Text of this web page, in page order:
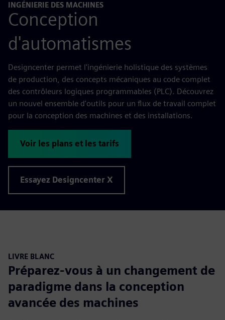
INGÉNIERIE DES MACHINES
Conception
d'automatismes
Designcenter permet l'ingénierie holistique des systèmes
de production, des concepts mécaniques au code complet
des contrôleurs logiques programmables (PLC). Découvrez
un nouvel ensemble d'outils pour un flux de travail complet
pour la conception des machines et des installations.
Voir les plans et les tarifs
Essayez Designcenter X
LIVRE BLANC
Préparez-vous à un changement de
paradigme dans la conception
avancée des machines